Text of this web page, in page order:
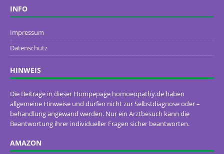
INFO
Impressum
Datenschutz
HINWEIS
Die Beiträge in dieser Hompepage homoeopathy.de haben
allgemeine Hinweise und dürfen nicht zur Selbstdiagnose oder –
behandlung angewand werden. Nur ein Arztbesuch kann die
Beantwortung ihrer individueller Fragen sicher beantworten.
AMAZON